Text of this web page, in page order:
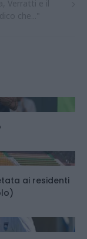
ai residenti